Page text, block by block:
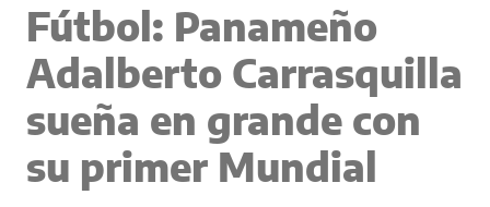
Fútbol: Panameño
Adalberto Carrasquilla
sueña en grande con
su primer Mundial